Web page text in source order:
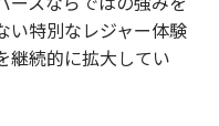
い特別なレジャー体験
継続的に拡大してい